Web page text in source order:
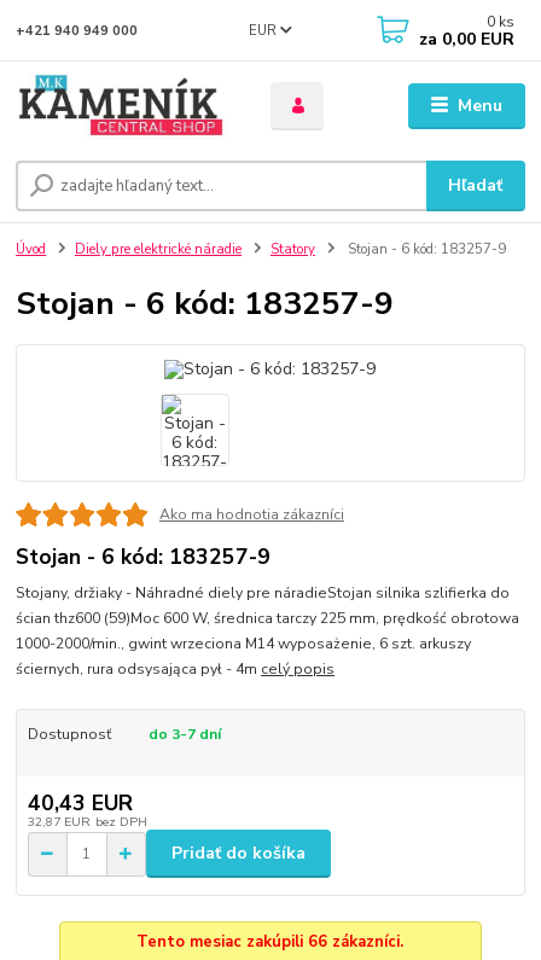
Menu
EUR
Hľadať
+421 940 949 000 0 ks
za 0,00 EUR
Úvod Diely pre elektrické náradie Statory Stojan - 6 kód: 183257-9
Stojan - 6 kód: 183257-9
Ako ma hodnotia zákazníci
Stojan - 6 kód: 183257-9
Stojany, držiaky - Náhradné diely pre náradieStojan silnika szlifierka do
ścian thz600 (59)Moc 600 W, średnica tarczy 225 mm, prędkość obrotowa
1000-2000/min., gwint wrzeciona M14 wyposażenie, 6 szt. arkuszy
ściernych, rura odsysająca pył - 4m celý popis
Dostupnosť do 3-7 dní
40,43 EUR
32,87 EUR bez DPH
Pridať do košíka
Tento mesiac zakúpili 66 zákazníci.